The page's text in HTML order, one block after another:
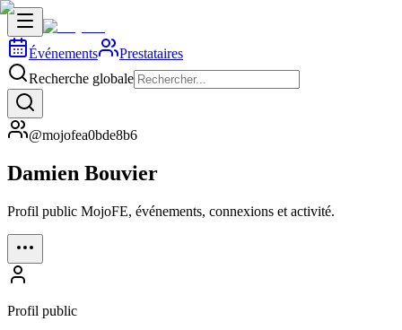
Événements
Prestataires
Recherche globale
@mojofea0bde8b6
Damien Bouvier
Profil public MojoFE, événements, connexions et activité.
Profil public